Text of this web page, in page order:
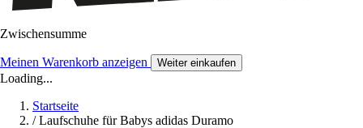
Zwischensumme
Meinen Warenkorb anzeigen Weiter einkaufen
Loading...
Startseite
/ Laufschuhe für Babys adidas Duramo